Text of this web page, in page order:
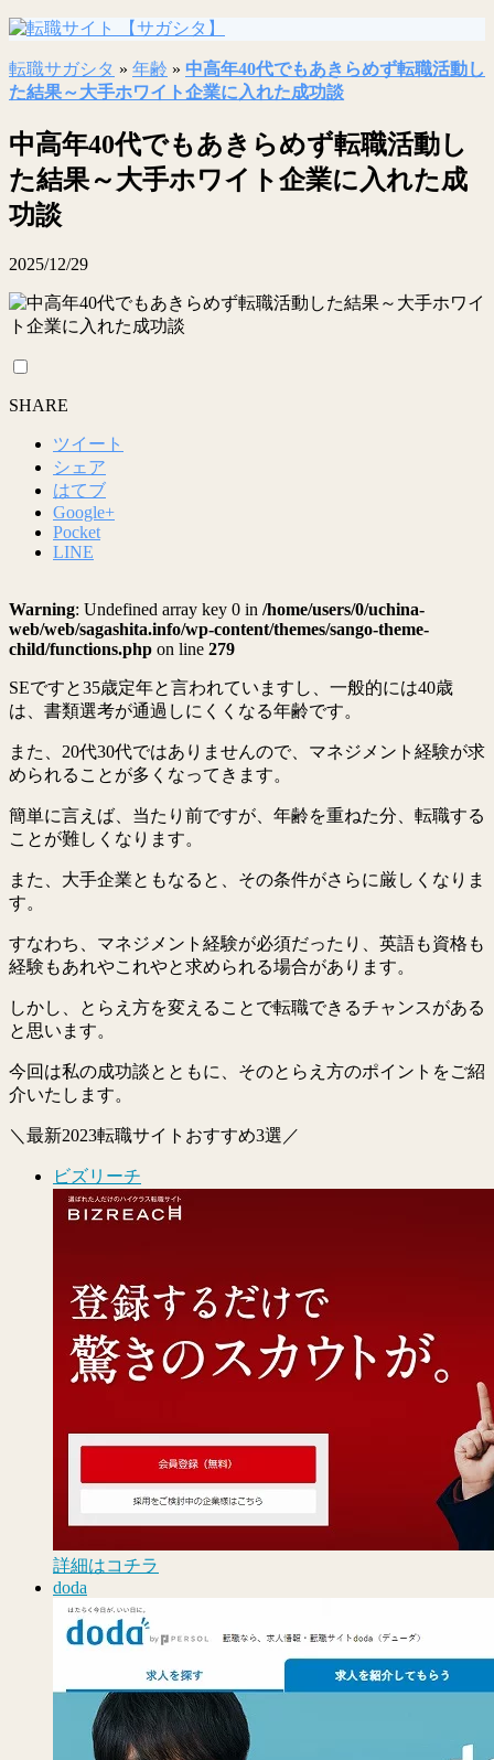
転職サガシタ » 年齢 » 中高年40代でもあきらめず転職活動し
た結果～大手ホワイト企業に入れた成功談
中高年40代でもあきらめず転職活動し
た結果～大手ホワイト企業に入れた成
功談
2025/12/29
SHARE
ツイート
シェア
はてブ
Google+
Pocket
LINE
Warning: Undefined array key 0 in /home/users/0/uchina-
web/web/sagashita.info/wp-content/themes/sango-theme-
child/functions.php on line 279
SEですと35歳定年と言われていますし、一般的には40歳
は、書類選考が通過しにくくなる年齢です。
また、20代30代ではありませんので、マネジメント経験が求
められることが多くなってきます。
簡単に言えば、当たり前ですが、年齢を重ねた分、転職する
ことが難しくなります。
また、大手企業ともなると、その条件がさらに厳しくなりま
す。
すなわち、マネジメント経験が必須だったり、英語も資格も
経験もあれやこれやと求められる場合があります。
しかし、とらえ方を変えることで転職できるチャンスがある
と思います。
今回は私の成功談とともに、そのとらえ方のポイントをご紹
介いたします。
＼最新2023転職サイトおすすめ3選／
ビズリーチ
詳細はコチラ
doda